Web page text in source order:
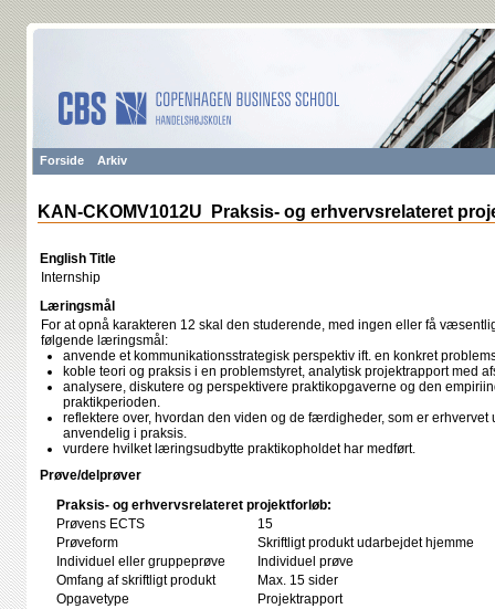
Forside Arkiv
KAN-CKOMV1012U Praksis- og erhvervsrelateret
English Title
Internship
Læringsmål
For at opnå karakteren 12 skal den studerende, med ingen eller få
følgende læringsmål:
anvende et kommunikationsstrategisk perspektiv ift. en konkret
koble teori og praksis i en problemstyret, analytisk projektrapport med
analysere, diskutere og perspektivere praktikopgaverne og den
praktikperioden.
reflektere over, hvordan den viden og de færdigheder, som er erhvervet
anvendelig i praksis.
vurdere hvilket læringsudbytte praktikopholdet har medført.
Prøve/delprøver
Praksis- og erhvervsrelateret projektforløb:
Prøvens ECTS
15
Prøveform
Skriftligt produkt udarbejdet hjemme
Individuel eller gruppeprøve
Individuel prøve
Omfang af skriftligt produkt
Max. 15 sider
Opgavetype
Projektrapport